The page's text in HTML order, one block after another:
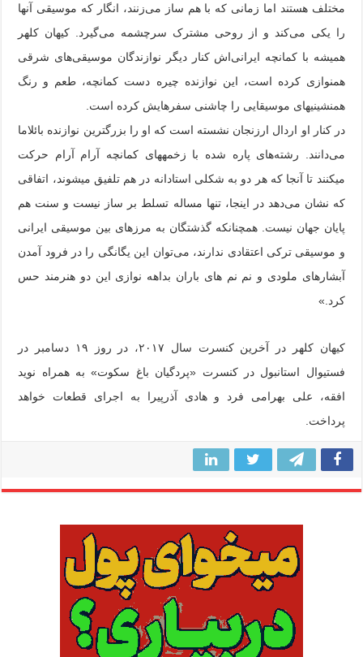
مختلف هستند اما زمانی که با هم ساز می‌زنند، انگار که موسیقی‌ آنها
را یکی می‌کند و از روحی مشترک سرچشمه می‌گیرد. کیهان کلهر
همیشه با کمانچه ایرانی‌اش کنار دیگر نوازندگان موسیقی‌های شرقی
همنوازی کرده است، این نوازنده چیره دست کمانچه، طعم و رنگ
همنشینیهای موسیقایی را چاشنی سفرهایش کرده است.
در کنار او اردال ارزنجان نشسته است که او را بزرگترین نوازنده بائلاما
می‌دانند. رشته‌های پاره شده با زخمههای کمانچه آرام آرام حرکت
میکنند تا آنجا که هر دو به شکلی استادانه در هم تلفیق میشوند، اتفاقی
که نشان می‌دهد در اینجا، تنها مساله تسلط بر ساز نیست و سنت هم
پایان جهان نیست. همچنانکه گذشتگان به مرزهای بین موسیقی ایرانی
و موسیقی ترکی اعتقادی ندارند، می‌توان این یگانگی را در فرود آمدن
آبشارهای ملودی و نم نم های باران بداهه نوازی این دو هنرمند حس
کرد.»
کیهان کلهر در آخرین کنسرت سال ۲۰۱۷، در روز ۱۹ دسامبر در
فستیوال استانبول در کنسرت «پردگیان باغ سکوت» به همراه نوید
افقه، علی بهرامی فرد و هادی آذرپیرا به اجرای قطعات خواهد
پرداخت.